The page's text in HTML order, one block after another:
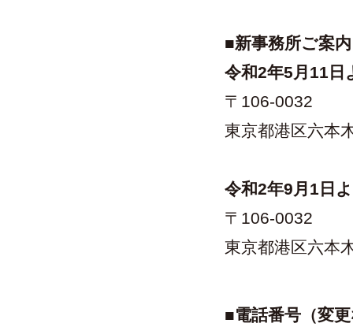
■新事務所ご案内
令和2年5月11日
〒106-0032
東京都港区六本
令和2年9月1日
〒106-0032
東京都港区六本
■電話番号（変